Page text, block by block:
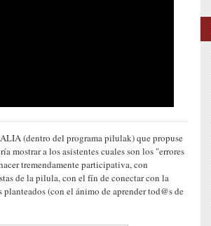
(dentro del programa pilulak) que propuse
mostrar a los asistentes cuales son los "errores
tremendamente participativa, con
de la pilula, con el fín de conectar con la
(con el ánimo de aprender tod@s de